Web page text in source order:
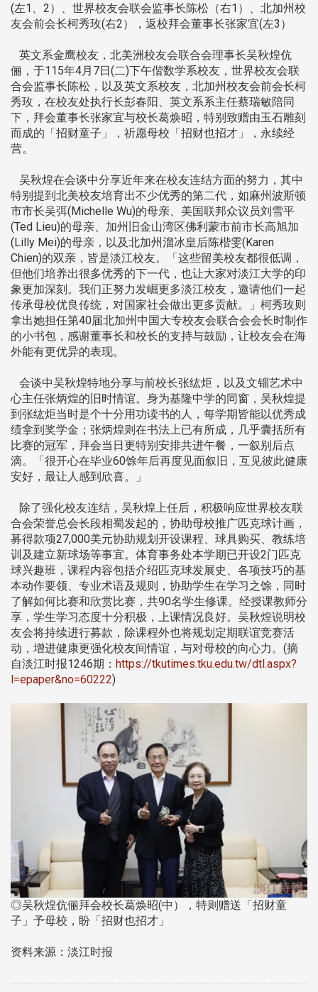
(左1、2）、世界校友会联会监事长陈松（右1）、北加州校
友会前会长柯秀玫(右2），返校拜会董事长张家宜(左3）
英文系金鹰校友，北美洲校友会联合会理事长吴秋煌伉
俪，于115年4月7日(二)下午偕数学系校友，世界校友会联
合会监事长陈松，以及英文系校友，北加州校友会前会长柯
秀玫，在校友处执行长彭春阳、英文系系主任蔡瑞敏陪同
下，拜会董事长张家宜与校长葛焕昭，特别致赠由玉石雕刻
而成的「招财童子」，祈愿母校「招财也招才」，永续经
营。
吴秋煌在会谈中分享近年来在校友连结方面的努力，其中
特别提到北美校友培育出不少优秀的第二代，如麻州波斯顿
市市长吴弭(Michelle Wu)的母亲、美国联邦众议员刘雪平
(Ted Lieu)的母亲、加州旧金山湾区佛利蒙市前市长高旭加
(Lilly Mei)的母亲，以及北加州溜冰皇后陈楷雯(Karen
Chien)的双亲，皆是淡江校友。「这些留美校友都很低调，
但他们培养出很多优秀的下一代，也让大家对淡江大学的印
象更加深刻。我们正努力发崛更多淡江校友，邀请他们一起
传承母校优良传统，对国家社会做出更多贡献。」柯秀玫则
拿出她担任第40届北加州中国大专校友会联合会会长时制作
的小书包，感谢董事长和校长的支持与鼓励，让校友会在海
外能有更优异的表现。
会谈中吴秋煌特地分享与前校长张纮炬，以及文锱艺术中
心主任张炳煌的旧时情谊。身为基隆中学的同窗，吴秋煌提
到张纮炬当时是个十分用功读书的人，每学期皆能以优秀成
绩拿到奖学金；张炳煌则在书法上已有所成，几乎囊括所有
比赛的冠军，拜会当日更特别安排共进午餐，一叙别后点
滴。「很开心在毕业60馀年后再度见面叙旧，互见彼此健康
安好，最让人感到欣喜。」
除了强化校友连结，吴秋煌上任后，积极响应世界校友联
合会荣誉总会长段相蜀发起的，协助母校推广匹克球计画，
募得款项27,000美元协助规划开设课程、球具购买、教练培
训及建立新球场等事宜。体育事务处本学期已开设2门匹克
球兴趣班，课程内容包括介绍匹克球发展史、各项技巧的基
本动作要领、专业术语及规则，协助学生在学习之馀，同时
了解如何比赛和欣赏比赛，共90名学生修课。经授课教师分
享，学生学习态度十分积极，上课情况良好。吴秋煌说明校
友会将持续进行募款，除课程外也将规划定期联谊竞赛活
动，增进健康更强化校友间情谊，与对母校的向心力。(摘
自淡江时报1246期： https://tkutimes.tku.edu.tw/dtl.aspx?
l=epaper&no=60222)
◎吴秋煌伉俪拜会校长葛焕昭(中），特则赠送「招财童
子」予母校，盼「招财也招才」
资料来源：淡江时报